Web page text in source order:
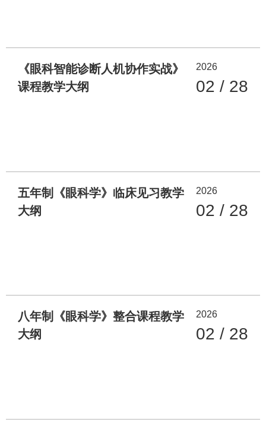
《眼科智能诊断人机协作实战》
课程教学大纲
2026
02 / 28
五年制《眼科学》临床见习教学
大纲
2026
02 / 28
八年制《眼科学》整合课程教学
大纲
2026
02 / 28